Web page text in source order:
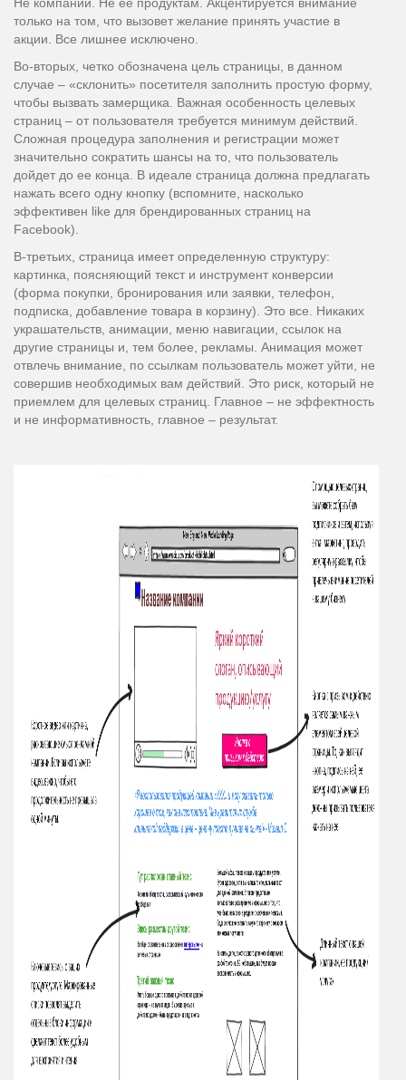
Не компании. Не ее продуктам. Акцентируется внимание
только на том, что вызовет желание принять участие в
акции. Все лишнее исключено.
Во-вторых, четко обозначена цель страницы, в данном
случае – «склонить» посетителя заполнить простую форму,
чтобы вызвать замерщика. Важная особенность целевых
страниц – от пользователя требуется минимум действий.
Сложная процедура заполнения и регистрации может
значительно сократить шансы на то, что пользователь
дойдет до ее конца. В идеале страница должна предлагать
нажать всего одну кнопку (вспомните, насколько
эффективен like для брендированных страниц на
Facebook).
В-третьих, страница имеет определенную структуру:
картинка, поясняющий текст и инструмент конверсии
(форма покупки, бронирования или заявки, телефон,
подписка, добавление товара в корзину). Это все. Никаких
украшательств, анимации, меню навигации, ссылок на
другие страницы и, тем более, рекламы. Анимация может
отвлечь внимание, по ссылкам пользователь может уйти, не
совершив необходимых вам действий. Это риск, который не
приемлем для целевых страниц. Главное – не эффектность
и не информативность, главное – результат.